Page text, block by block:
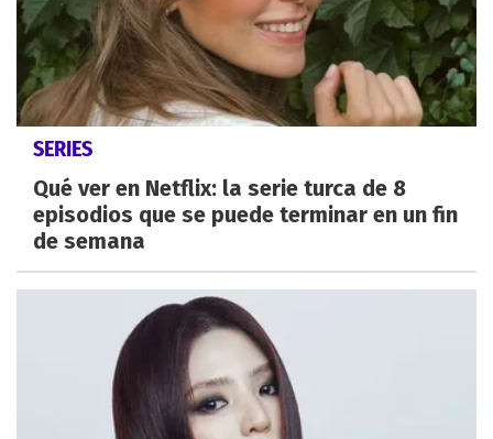
SERIES
Qué ver en Netflix: la serie turca de 8
episodios que se puede terminar en un fin
de semana